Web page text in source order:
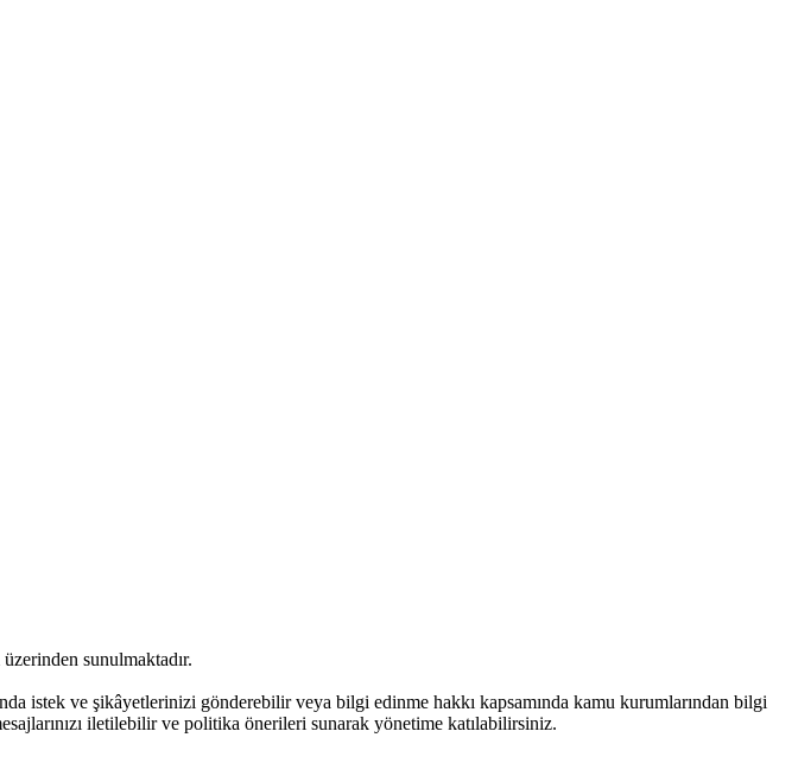
sunulmaktadır.
istek ve şikâyetlerinizi gönderebilir veya bilgi edinme hakkı kapsamında kamu kurumlarından bilgi
iletilebilir ve politika önerileri sunarak yönetime katılabilirsiniz.